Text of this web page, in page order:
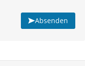
Absenden